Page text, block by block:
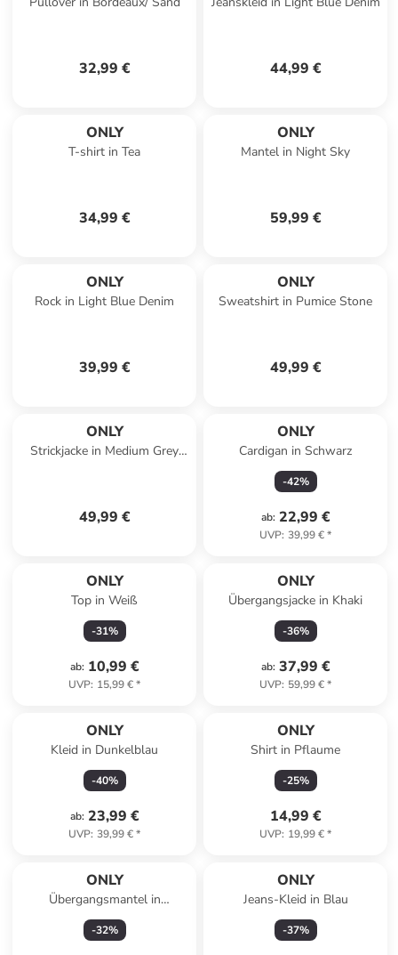
32,99 € 44,99 €
ONLY
T-shirt in Tea
34,99 €
ONLY
Mantel in Night Sky
59,99 €
ONLY
Rock in Light Blue Denim
39,99 €
ONLY
Sweatshirt in Pumice Stone
49,99 €
ONLY
Strickjacke in Medium Grey
49,99 €
ONLY
Cardigan in Schwarz
-42%
ab: 22,99 €
UVP: 39,99 €*
ONLY
Top in Weiß
-31%
ab: 10,99 €
UVP: 15,99 €*
ONLY
Übergangsjacke in Khaki
-36%
ab: 37,99 €
UVP: 59,99 €*
ONLY
Kleid in Dunkelblau
-40%
ab: 23,99 €
UVP: 39,99 €*
ONLY
Shirt in Pflaume
-25%
14,99 €
UVP: 19,99 €*
ONLY
Übergangsmantel in
Dunkelblau
-32%
ONLY
Jeans-Kleid in Blau
-37%